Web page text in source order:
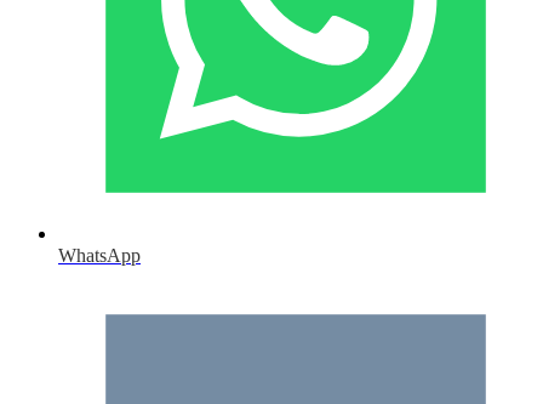
WhatsApp